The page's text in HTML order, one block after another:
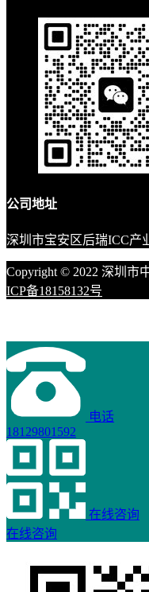
公司地址
深圳市宝安区后瑞ICC产
Copyright © 2022 深圳市
ICP备18158132号
电话
18129801592
在线咨询
在线咨询